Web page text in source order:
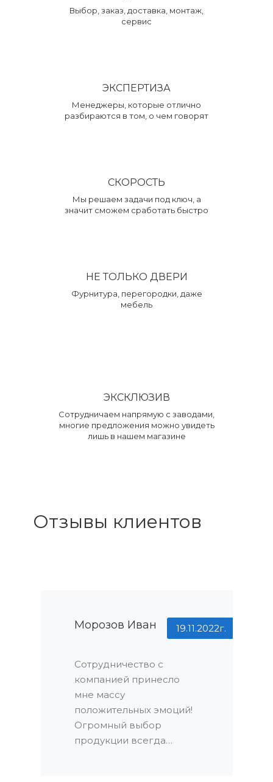
Выбор, заказ, доставка, монтаж,
сервис
ЭКСПЕРТИЗА
Менеджеры, которые отлично
разбираются в том, о чем говорят
СКОРОСТЬ
Мы решаем задачи под ключ, а
значит сможем сработать быстро
НЕ ТОЛЬКО ДВЕРИ
Фурнитура, перегородки, даже
мебель
ЭКСКЛЮЗИВ
Сотрудничаем напрямую с заводами,
многие предложения можно увидеть
лишь в нашем магазине
Отзывы клиентов
Морозов Иван 19.11.2022г.
Сотрудничество с
компанией принесло
мне массу
положительных эмоций!
Огромный выбор
продукции всегда